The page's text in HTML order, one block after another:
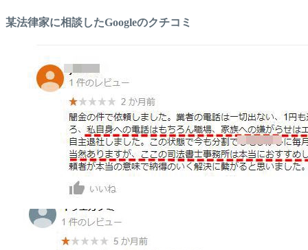
某法律家に相談したGoogleのクチコミ